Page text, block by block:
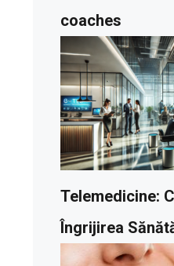
coaches
Telemedicine:
Îngrijirea